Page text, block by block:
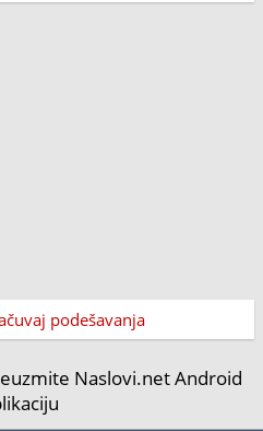
podešavanja
Naslovi.net Android